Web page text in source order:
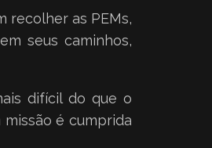
recolher as PEMs,
seus caminhos,
difícil do que o
é cumprida